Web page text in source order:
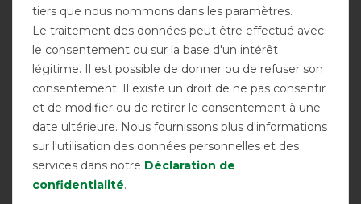
Imperméable Respirant
Encolure
incluse
tiers que nous nommons dans les paramètres.
Le traitement des données peut être effectué avec
le consentement ou sur la base d'un intérêt
légitime. Il est possible de donner ou de refuser son
consentement. Il existe un droit de ne pas consentir
et de modifier ou de retirer le consentement à une
date ultérieure. Nous fournissons plus d'informations
sur l'utilisation des données personnelles et des
services dans notre Déclaration de
confidentialité.